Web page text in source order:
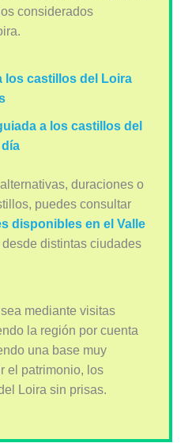
considerados
los castillos del Loira
a los castillos del
duraciones o
puedes consultar
disponibles en el Valle
distintas ciudades
mediante visitas
la región por cuenta
una base muy
el patrimonio, los
Loira sin prisas.